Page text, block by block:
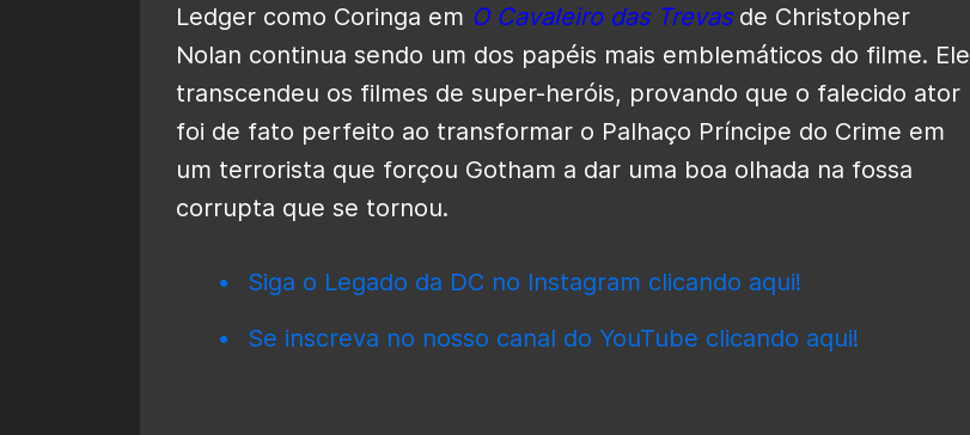
Ledger como Coringa em O Cavaleiro das Trevasde Christopher
Nolan continua sendo um dos papéis mais emblemáticos do filme. Ele
transcendeu os filmes de super-heróis, provando que o falecido ator
foi de fato perfeito ao transformar o Palhaço Príncipe do Crime em
um terrorista que forçou Gotham a dar uma boa olhada na fossa
corrupta que se tornou.
Siga o Legado da DC no Instagram clicando aqui!
Se inscreva no nosso canal do YouTube clicando aqui!